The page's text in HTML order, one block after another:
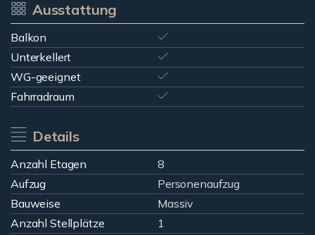
Ausstattung
Balkon
Unterkellert
WG-geeignet
Fahrradraum
Details
Anzahl Etagen
8
Aufzug
Personenaufzug
Bauweise
Massiv
Anzahl Stellplätze
1